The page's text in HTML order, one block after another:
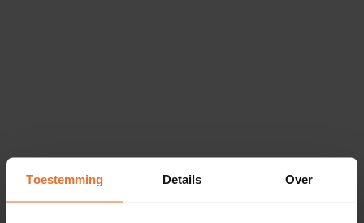
Toestemming Details Over